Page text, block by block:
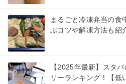
まるごと冷凍弁当の食
ぶコツや解凍方法も紹
【2025年最新】スタ
リーランキング！【低